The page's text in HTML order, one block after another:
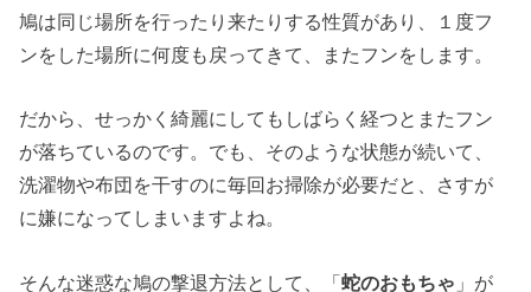
鳩は同じ場所を行ったり来たりする性質があり、１度フ
ンをした場所に何度も戻ってきて、またフンをします。
だから、せっかく綺麗にしてもしばらく経つとまたフン
が落ちているのです。でも、そのような状態が続いて、
洗濯物や布団を干すのに毎回お掃除が必要だと、さすが
に嫌になってしまいますよね。
そんな迷惑な鳩の撃退方法として、「蛇のおもちゃ 」が